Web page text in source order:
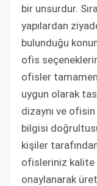
bir unsurdur.
yapılardan
bulunduğu
ofis
ofisler
uygun olarak
dizaynı ve
bilgisi
kişiler
ofisleriniz kalite
onaylanarak